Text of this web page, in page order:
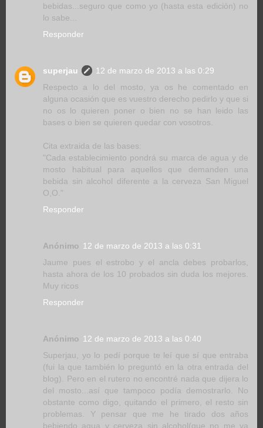
bebidas...seguro que como yo (hasta esta edición) no
lo sabe...
Responder
superjau
12 de marzo de 2013 a las 0:29
Respecto a lo del mosto, ya os he comentado en
alguna ocasión que es vuestro derecho pedirlo y que si
no os lo quieren poner o bien no se han leido las
bases o bien se quieren quedar con vosotros.
Cita extraida de las bases:
"Cada establecimiento pondrá su marca de agua y de
mosto habitual para aquellos que demanden una
bebida sin alcohol diferente a la cerveza San Miguel
O,O."
Responder
Anónimo 12 de marzo de 2013 a las 0:31
Jaume pues el estrobo y el ancla debes probarlos,
hasta ahora de los 10 probados sin duda los mejores.
Muy ricos
Responder
Anónimo 12 de marzo de 2013 a las 0:40
Superjau, yo lo pedí porque te leí que sí que entraba
(fui la que también lo preguntó en la otra entrada del
blog). Pero en el rutero no encontré nada que dijera lo
del mosto...así que tampoco podía demostrarlo. No
obstante como digo, quitando el primero, el resto sin
problemas. Y pensar que me he tirado dos años
bebiendo agua y cerveza sin alcohol(que no me va